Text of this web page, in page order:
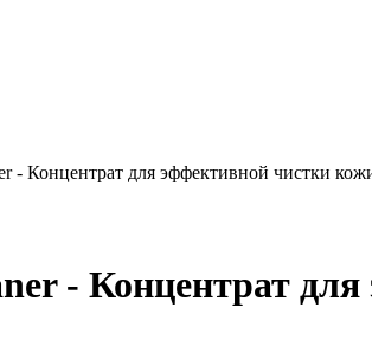
- Концентрат для эффективной чистки
- Концентрат